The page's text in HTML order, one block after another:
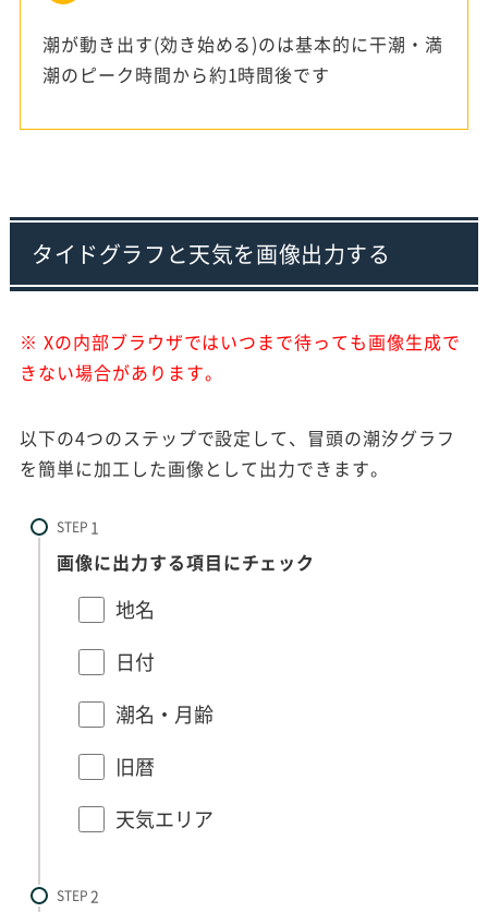
潮が動き出す(効き始める)のは基本的に干潮・満
潮のピーク時間から約1時間後です
タイドグラフと天気を画像出力する
※ Xの内部ブラウザではいつまで待っても画像生成で
きない場合があります。
以下の4つのステップで設定して、冒頭の潮汐グラフ
を簡単に加工した画像として出力できます。
STEP
画像に出力する項目にチェック
地名
日付
潮名・月齢
旧暦
天気エリア
STEP